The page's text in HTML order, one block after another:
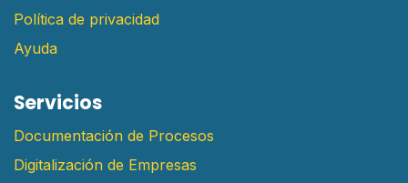
Política de privacidad
Ayuda
Servicios
Documentación de Procesos
Digitalización de Empresas